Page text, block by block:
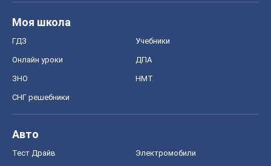
Моя школа
ГДЗ Учебники
Онлайн уроки ДПА
ЗНО НМТ
СНГ решебники
Авто
Тест Драйв Электромобили